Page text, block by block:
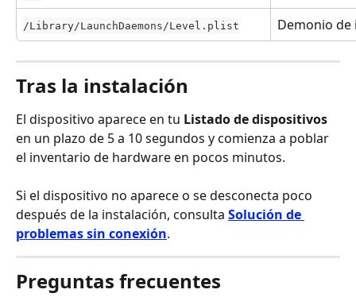
/Library/LaunchDaemons/Level.plist Demonio de
Tras la instalación
El dispositivo aparece en tu Listado de dispositivos
en un plazo de 5 a 10 segundos y comienza a poblar
el inventario de hardware en pocos minutos.
Si el dispositivo no aparece o se desconecta poco
después de la instalación, consulta Solución de
problemas sin conexión.
Preguntas frecuentes